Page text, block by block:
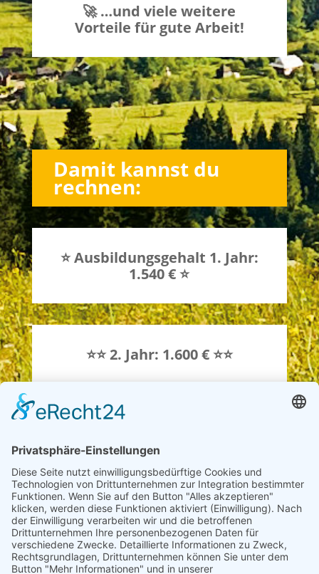
🚀 …und viele weitere
Vorteile für gute Arbeit!
Damit kannst du
rechnen:
⭐️ Ausbildungsgehalt 1. Jahr:
1.540 €⭐️
⭐️⭐️ 2. Jahr: 1.600 €⭐️⭐️
🤩🤩🤩 Einstiegsgehalt nach
beendeter Ausbildung:4.650
€ 🤩🤩🤩